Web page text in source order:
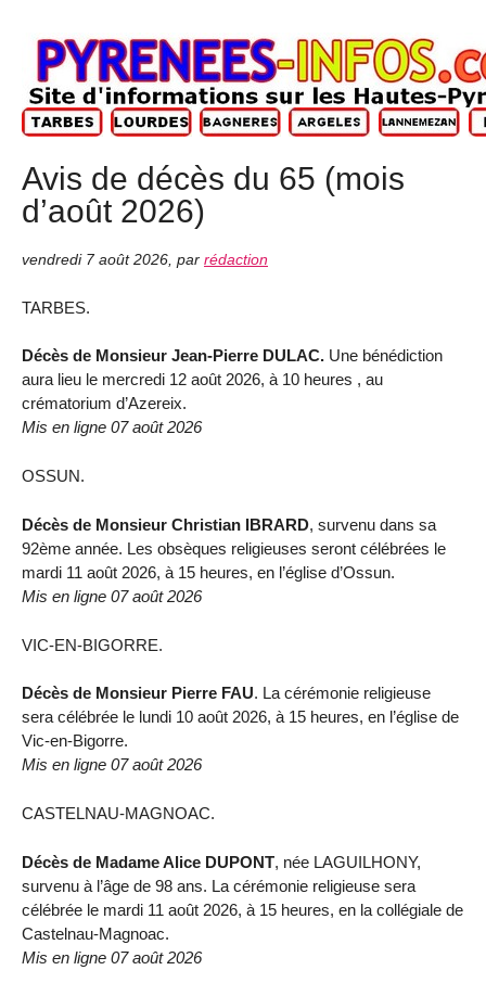
Avis de décès du 65 (mois
d’août 2026)
vendredi 7 août 2026 par rédaction
TARBES.
Décès de Monsieur Jean-Pierre DULAC. Une bénédiction
aura lieu le mercredi 12 août 2026, à 10 heures , au
crématorium d’Azereix.
Mis en ligne 07 août 2026
OSSUN.
Décès de Monsieur Christian IBRARD, survenu dans sa
92ème année. Les obsèques religieuses seront célébrées le
mardi 11 août 2026, à 15 heures, en l’église d’Ossun.
Mis en ligne 07 août 2026
VIC-EN-BIGORRE.
Décès de Monsieur Pierre FAU. La cérémonie religieuse
sera célébrée le lundi 10 août 2026, à 15 heures, en l’église de
Vic-en-Bigorre.
Mis en ligne 07 août 2026
CASTELNAU-MAGNOAC.
Décès de Madame Alice DUPONT, née LAGUILHONY,
survenu à l’âge de 98 ans. La cérémonie religieuse sera
célébrée le mardi 11 août 2026, à 15 heures, en la collégiale de
Castelnau-Magnoac.
Mis en ligne 07 août 2026